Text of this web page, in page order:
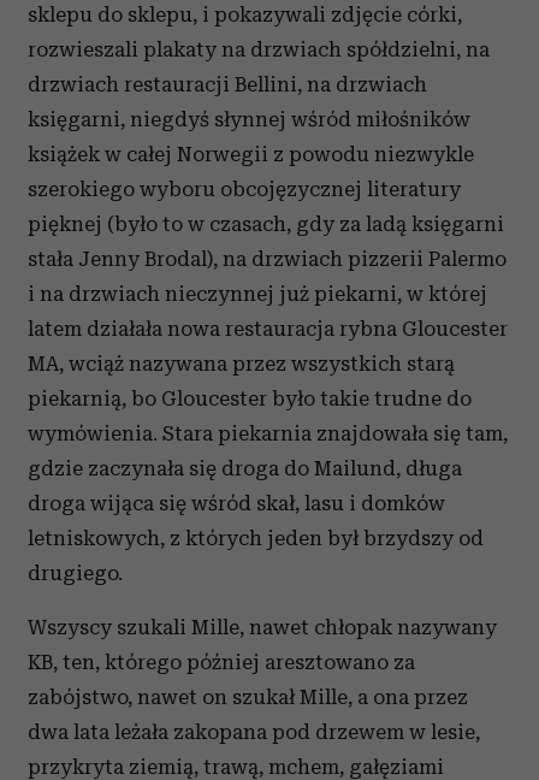
sklepu do sklepu, i pokazywali zdjęcie córki,
rozwieszali plakaty na drzwiach spółdzielni, na
drzwiach restauracji Bellini, na drzwiach
księgarni, niegdyś słynnej wśród miłośników
książek w całej Norwegii z powodu niezwykle
szerokiego wyboru obcojęzycznej literatury
pięknej (było to w czasach, gdy za ladą księgarni
stała Jenny Brodal), na drzwiach pizzerii Palermo
i na drzwiach nieczynnej już piekarni, w której
latem działała nowa restauracja rybna Gloucester
MA, wciąż nazywana przez wszystkich starą
piekarnią, bo Gloucester było takie trudne do
wymówienia. Stara piekarnia znajdowała się tam,
gdzie zaczynała się droga do Mailund, długa
droga wijąca się wśród skał, lasu i domków
letniskowych, z których jeden był brzydszy od
drugiego.
Wszyscy szukali Mille, nawet chłopak nazywany
KB, ten, którego później aresztowano za
zabójstwo, nawet on szukał Mille, a ona przez
dwa lata leżała zakopana pod drzewem w lesie,
przykryta ziemią, trawą, mchem, gałęziami